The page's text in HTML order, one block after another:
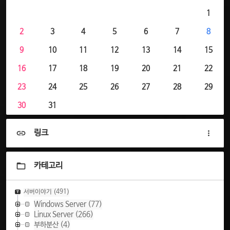
1
2 3 4 5 6 7 8
9 10 11 12 13 14 15
16 17 18 19 20 21 22
23 24 25 26 27 28 29
30 31
링크
카테고리
서버이야기 (491)
Windows Server(77)
Linux Server(266)
부하분산(4)